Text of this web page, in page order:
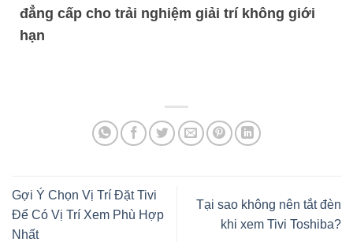
đẳng cấp cho trải nghiệm giải trí không giới
hạn
Gợi Ý Chọn Vị Trí Đặt Tivi
Để Có Vị Trí Xem Phù Hợp
Nhất
Tại sao không nên tắt đèn
khi xem Tivi Toshiba?